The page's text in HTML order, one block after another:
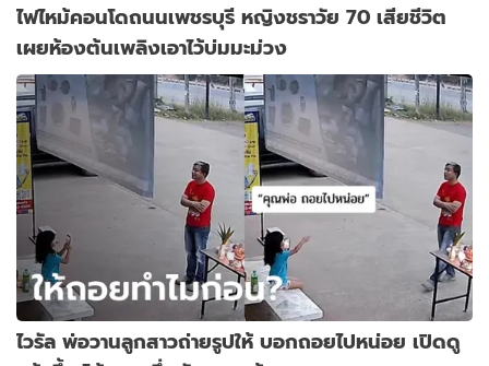
ไฟไหม้คอนโดถนนเพชรบุรี หญิงชราวัย 70 เสียชีวิต
เผยห้องต้นเพลิงเอาไว้บ่มมะม่วง
ไวรัล พ่อวานลูกสาวถ่ายรูปให้ บอกถอยไปหน่อย เปิดดู